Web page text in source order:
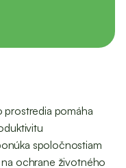
pomáha
spoločnostiam
ochrane životného